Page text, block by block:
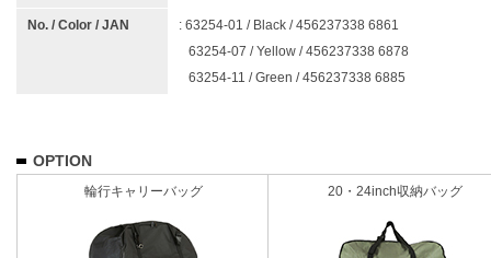
No. / Color / JAN
: 63254-01 / Black / 456237338 6861
63254-07 / Yellow / 456237338 6878
63254-11 / Green / 456237338 6885
OPTION
輪行キャリーバッグ 20・24inch収納バッグ